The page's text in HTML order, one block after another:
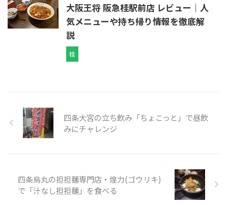
大阪王将 阪急桂駅前店 レビュー｜人
気メニューや持ち帰り情報を徹底解
説
桂
四条大宮の立ち飲み「ちょこっと」で昼飲
みにチャレンジ
四条烏丸の担担麵専門店・煌力(ゴウリキ)
で「汁なし担担麵」を食べる